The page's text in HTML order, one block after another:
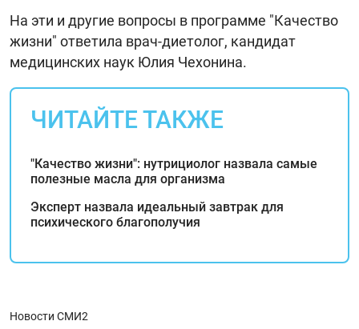
На эти и другие вопросы в программе "Качество
жизни" ответила врач-диетолог, кандидат
медицинских наук Юлия Чехонина.
ЧИТАЙТЕ ТАКЖЕ
"Качество жизни": нутрициолог назвала самые
полезные масла для организма
Эксперт назвала идеальный завтрак для
психического благополучия
Новости СМИ2